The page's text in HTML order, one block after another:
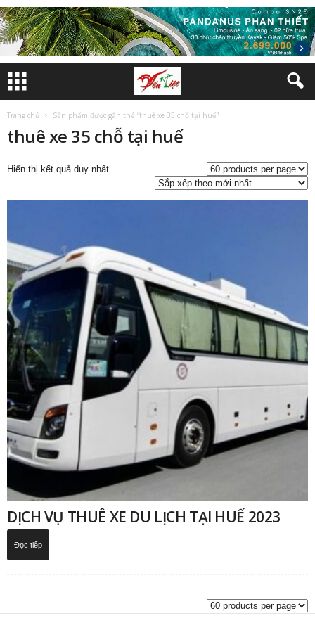
Trang chủ Sản phẩm được gắn thẻ “thuê xe 35 chỗ tại huế”
thuê xe 35 chỗ tại huế
Hiển thị kết quả duy nhất
DỊCH VỤ THUÊ XE DU LỊCH TẠI HUẾ 2023
Đọc tiếp